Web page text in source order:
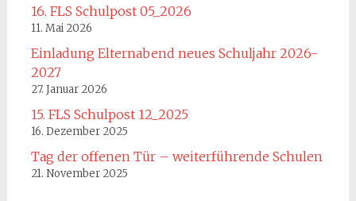
16. FLS Schulpost 05_2026
11. Mai 2026
Einladung Elternabend neues Schuljahr 2026-
2027
27. Januar 2026
15. FLS Schulpost 12_2025
16. Dezember 2025
Tag der offenen Tür – weiterführende Schulen
21. November 2025